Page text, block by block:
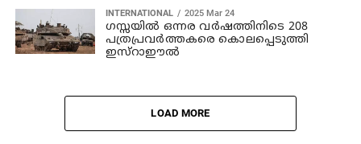
INTERNATIONAL 2025 Mar 24
ഗസ്സയില്‍ ഒന്നര വര്‍ഷത്തിനിടെ 208
പത്രപ്രവര്‍ത്തകരെ കൊലപ്പെടുത്തി
ഇസ്‌റാഈല്‍
LOAD MORE